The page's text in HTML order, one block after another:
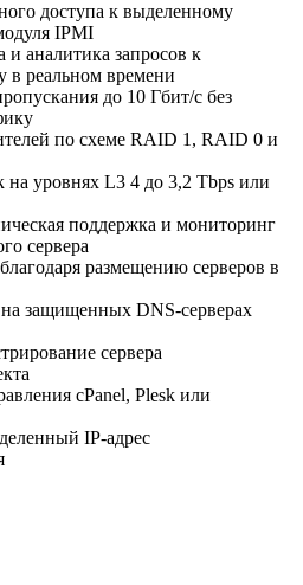
доступа к выделенному
IPMI
и аналитика запросов к
в реальном времени
до 10 Гбит/с без
по схеме RAID 1, RAID 0 и
на уровнях L3 4 до 3,2 Tbps или
поддержка и мониторинг
сервера
размещению серверов в
защищенных DNS-серверах
сервера
cPanel, Plesk или
IP-адрес